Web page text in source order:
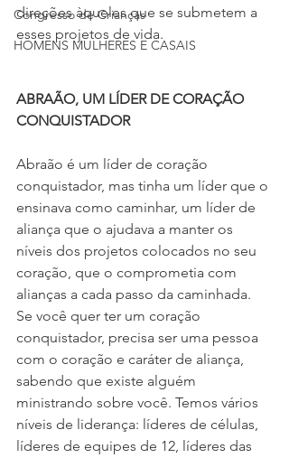
Congresso de Crianças
HOMENS MULHERES E CASAIS
direções àqueles que se submetem a
esses projetos de vida.
ABRAÃO, UM LÍDER DE CORAÇÃO
CONQUISTADOR
Abraão é um líder de coração
conquistador, mas tinha um líder que o
ensinava como caminhar, um líder de
aliança que o ajudava a manter os
níveis dos projetos colocados no seu
coração, que o comprometia com
alianças a cada passo da caminhada.
Se você quer ter um coração
conquistador, precisa ser uma pessoa
com o coração e caráter de aliança,
sabendo que existe alguém
ministrando sobre você. Temos vários
níveis de liderança: líderes de células,
líderes de equipes de 12, líderes das